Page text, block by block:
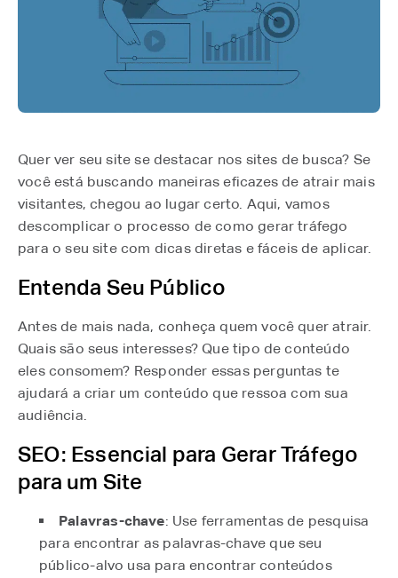
Quer ver seu site se destacar nos sites de busca? Se
você está buscando maneiras eficazes de atrair mais
visitantes, chegou ao lugar certo. Aqui, vamos
descomplicar o processo de como gerar tráfego
para o seu site com dicas diretas e fáceis de aplicar.
Entenda Seu Público
Antes de mais nada, conheça quem você quer atrair.
Quais são seus interesses? Que tipo de conteúdo
eles consomem? Responder essas perguntas te
ajudará a criar um conteúdo que ressoa com sua
audiência.
SEO: Essencial para Gerar Tráfego
para um Site
Palavras-chave: Use ferramentas de pesquisa
para encontrar as palavras-chave que seu
público-alvo usa para encontrar conteúdos